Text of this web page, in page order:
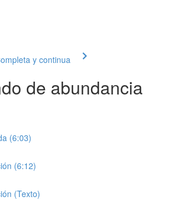
y continua
de abundancia
(6:03)
(6:12)
(Texto)